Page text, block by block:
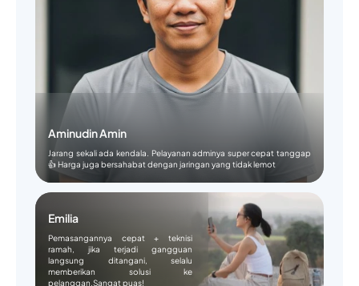
Aminudin Amin
Jarang sekali ada kendala. Pelayanan adminya super cepat tanggap
👍 Harga juga bersahabat dengan jaringan yang tidak lemot
Emilia
Pemasangannya cepat + teknisi
ramah, jika terjadi gangguan
langsung ditangani, selalu
memberikan solusi ke
pelanggan.Sangat puas!